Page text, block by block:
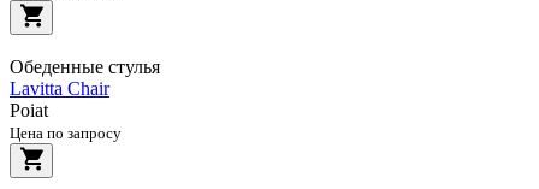
Обеденные стулья
Lavitta Chair
Poiat
Цена по запросу